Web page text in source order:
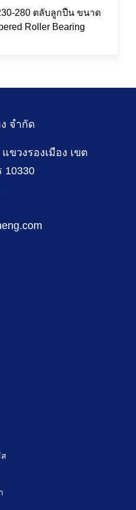
280 ตลับลูกปืน ขนาด
Roller Bearing
จำกัด
ขวงรองเมือง เขต
10330